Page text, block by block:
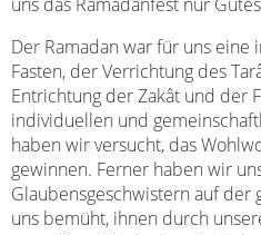
Der Ramadan war für uns eine
Fasten, der Verrichtung des
Entrichtung der Zakât und der
individuellen und
haben wir versucht, das
gewinnen. Ferner haben wir
Glaubensgeschwistern auf der
uns bemüht, ihnen durch